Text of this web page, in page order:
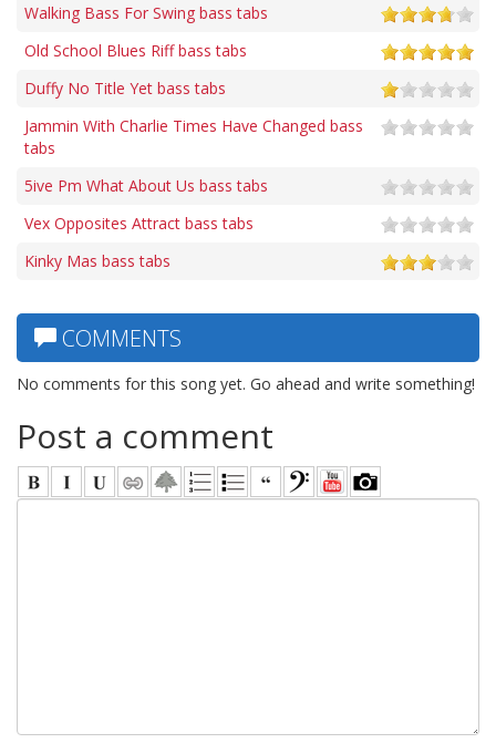
Walking Bass For Swing bass tabs
Old School Blues Riff bass tabs
Duffy No Title Yet bass tabs
Jammin With Charlie Times Have Changed bass
tabs
5ive Pm What About Us bass tabs
Vex Opposites Attract bass tabs
Kinky Mas bass tabs
COMMENTS
No comments for this song yet. Go ahead and write something!
Post a comment